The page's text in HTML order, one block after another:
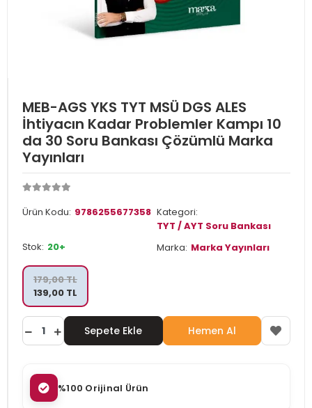
MEB-AGS YKS TYT MSÜ DGS ALES
İhtiyacın Kadar Problemler Kampı 10
da 30 Soru Bankası Çözümlü Marka
Yayınları
Ürün Kodu: 9786255677358 Kategori:
TYT / AYT Soru Bankası
Stok: 20+ Marka: Marka Yayınları
179,00 TL
139,00 TL
Sepete Ekle Hemen Al
%100 Orijinal Ürün